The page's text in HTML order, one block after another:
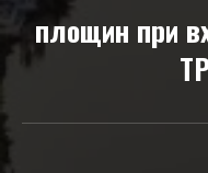
площин при